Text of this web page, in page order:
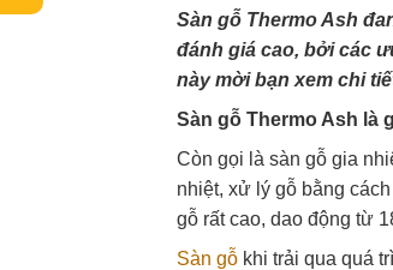
Sàn gỗ Thermo Ash
đánh giá cao, bởi các
này mời bạn xem chi
Sàn gỗ Thermo Ash là
Còn gọi là sàn gỗ gia
nhiệt, xử lý gỗ bằng
gỗ rất cao, dao động từ
Sàn gỗ khi trải qua quá